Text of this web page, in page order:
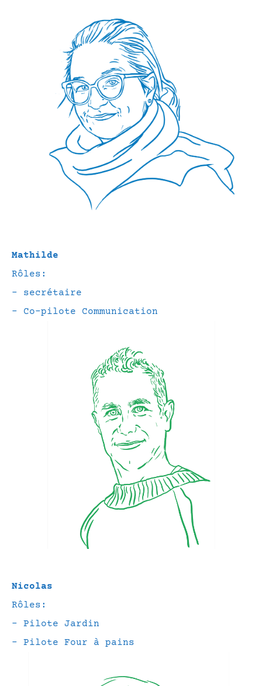
Mathilde
Rôles:
– secrétaire
– Co-pilote Communication
Nicolas
Rôles:
– Pilote Jardin
– Pilote Four à pains